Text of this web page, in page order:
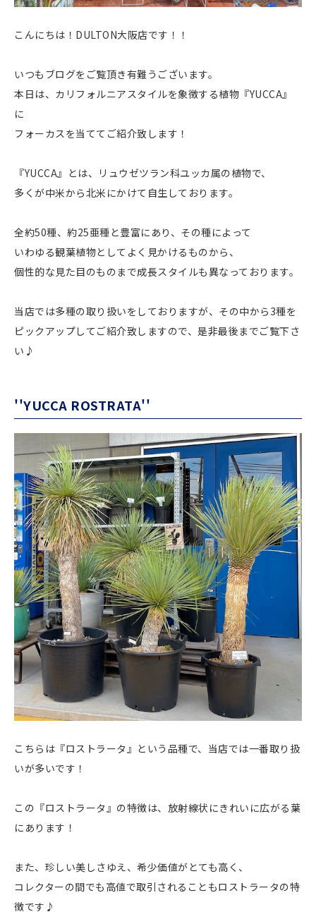
こんにちは！DULTON大阪店です！！
いつもブログをご覧頂き有難うございます。
本日は、カリフォルニアスタイルを象徴する植物『YUCCA』
に
フォーカスを当ててご紹介致します！
『YUCCA』とは、リュウゼツラン科ユッカ属の植物で、
多くが中米から北米にかけて自生しております。
全約50種、約25亜種と豊富にあり、その種によって
いわゆる観葉植物としてよく見かけるものから、
個性的な見た目のものまで成長スタイルも異なっております。
当店では多種の取り扱いをしておりますが、その中から3種を
ピックアップしてご紹介致しますので、是非最後までご覧下さ
い♪
''YUCCA ROSTRATA''
こちらは『ロストラータ』という品種で、当店では一番取り扱
いが多いです！
この『ロストラータ』の特徴は、放射線状にきれいに広がる葉
にあります！
また、珍しい美しさゆえ、希少価値がとても高く、
コレクターの間でも高値で取引されることもロストラータの特
徴です♪